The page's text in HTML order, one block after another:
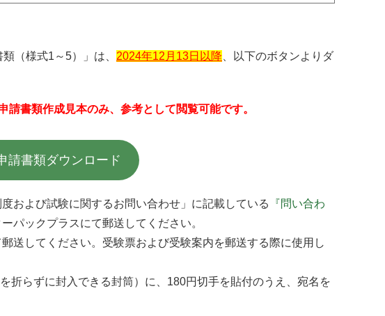
（様式1～5）」は、 2024年12月13日以降 、以下のボタンよりダ
書類作成見本のみ、参考として閲覧可能です。
請書類ダウンロード
よび試験に関するお問い合わせ」に記載している
『問い合わ
パックプラスにて郵送してください。
送してください。受験票および受験案内を郵送する際に使用し
折らずに封入できる封筒）に、180円切手を貼付のうえ、宛名を